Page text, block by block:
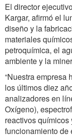
El director
Kargar, afirmó el
diseño y la
materiales
petroquímica, el
ambiente y la
“Nuestra empresa
los últimos diez
analizadores en
Oxígeno),
reactivos
funcionamiento de